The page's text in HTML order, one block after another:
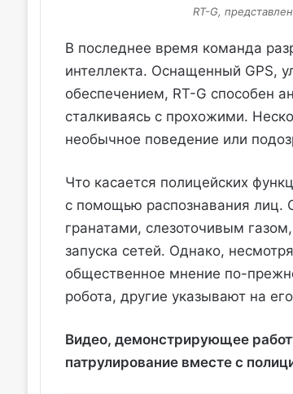
RT-G,
В последнее время команда
интеллекта. Оснащенный GPS,
обеспечением, RT-G способен
сталкиваясь с прохожими.
необычное поведение или
Что касается полицейских
с помощью распознавания
гранатами, слезоточивым
запуска сетей. Однако,
общественное мнение по-
робота, другие указывают на
Видео, демонстрирующее
патрулирование вместе с